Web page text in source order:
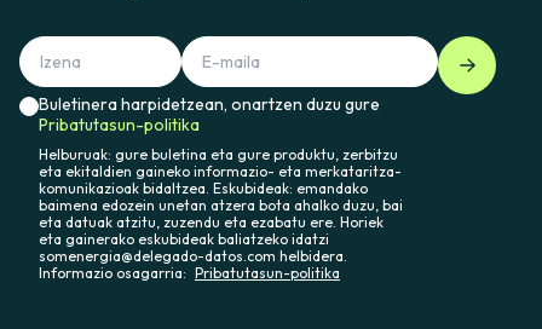
Buletinera harpidetzean, onartzen duzu gure
Pribatutasun-politika
Helburuak: gure buletina eta gure produktu, zerbitzu
eta ekitaldien gaineko informazio- eta merkataritza-
komunikazioak bidaltzea. Eskubideak: emandako
baimena edozein unetan atzera bota ahalko duzu, bai
eta datuak atzitu, zuzendu eta ezabatu ere. Horiek
eta gainerako eskubideak baliatzeko idatzi
somenergia@delegado-datos.com helbidera.
Informazio osagarria: Pribatutasun-politika